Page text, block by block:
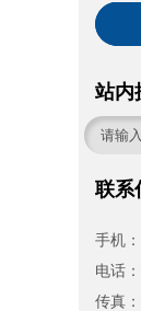
站内
联系
手机
电话
传真